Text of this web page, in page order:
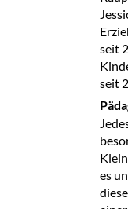
seit
seit
es